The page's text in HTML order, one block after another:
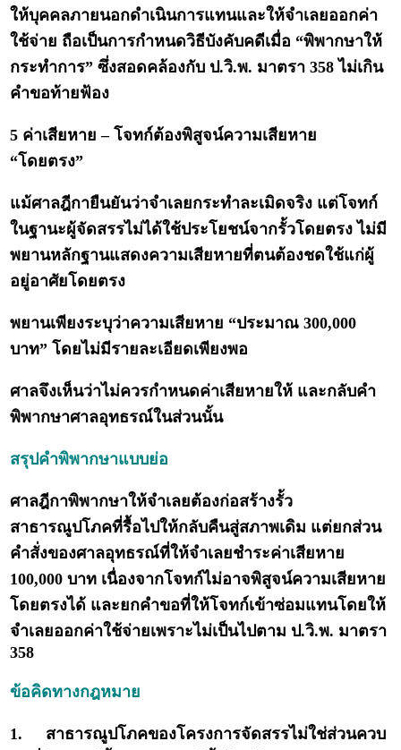
ให้บุคคลภายนอกดำเนินการแทนและให้จำเลยออกค่า
ใช้จ่าย ถือเป็นการกำหนดวิธีบังคับคดีเมื่อ “พิพากษาให้
กระทำการ” ซึ่งสอดคล้องกับ ป.วิ.พ. มาตรา 358 ไม่เกิน
คำขอท้ายฟ้อง
5 ค่าเสียหาย – โจทก์ต้องพิสูจน์ความเสียหาย
“โดยตรง”
แม้ศาลฎีกายืนยันว่าจำเลยกระทำละเมิดจริง แต่โจทก์
ในฐานะผู้จัดสรรไม่ได้ใช้ประโยชน์จากรั้วโดยตรง ไม่มี
พยานหลักฐานแสดงความเสียหายที่ตนต้องชดใช้แก่ผู้
อยู่อาศัยโดยตรง
พยานเพียงระบุว่าความเสียหาย “ประมาณ 300,000
บาท” โดยไม่มีรายละเอียดเพียงพอ
ศาลจึงเห็นว่าไม่ควรกำหนดค่าเสียหายให้ และกลับคำ
พิพากษาศาลอุทธรณ์ในส่วนนั้น
สรุปคำพิพากษาแบบย่อ
ศาลฎีกาพิพากษาให้จำเลยต้องก่อสร้างรั้ว
สาธารณูปโภคที่รื้อไปให้กลับคืนสู่สภาพเดิม แต่ยกส่วน
คำสั่งของศาลอุทธรณ์ที่ให้จำเลยชำระค่าเสียหาย
100,000 บาท เนื่องจากโจทก์ไม่อาจพิสูจน์ความเสียหาย
โดยตรงได้ และยกคำขอที่ให้โจทก์เข้าซ่อมแทนโดยให้
จำเลยออกค่าใช้จ่ายเพราะไม่เป็นไปตาม ป.วิ.พ. มาตรา
358
ข้อคิดทางกฎหมาย
1.
สาธารณูปโภคของโครงการจัดสรรไม่ใช่ส่วนควบ